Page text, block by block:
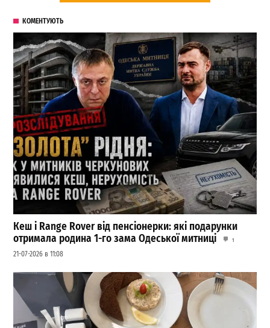
КОМЕНТУЮТЬ
Кеш і Range Rover від пенсіонерки: які подарунки
отримала родина 1-го зама Одеської митниці
1
21-07-2026 в 11:08